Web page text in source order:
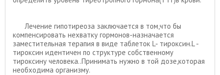
Лечение гипотиреоза заключается в том,что бы
компенсировать нехватку гормонов-назначается
заместительная терапия в виде таблеток L- тироксин.L -
тироксин идентичен по структуре собственному
тироксину человека..Принимать нужно в той дозе,которая
необходима организму.